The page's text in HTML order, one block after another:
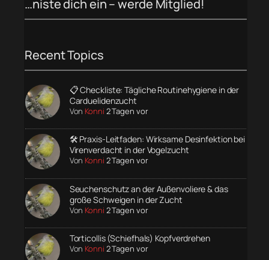
…niste dich ein – werde Mitglied!
Recent Topics
📋 Checkliste: Tägliche Routinehygiene in der
Carduelidenzucht
Von Konni 2 Tagen vor
🛠️ Praxis-Leitfaden: Wirksame Desinfektion bei
Virenverdacht in der Vogelzucht
Von Konni 2 Tagen vor
Seuchenschutz an der Außenvoliere & das
große Schweigen in der Zucht
Von Konni 2 Tagen vor
Torticollis (Schiefhals) Kopfverdrehen
Von Konni 2 Tagen vor